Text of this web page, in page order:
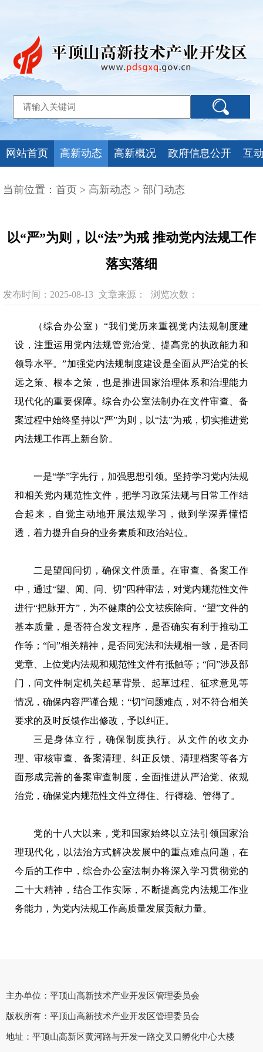
网站首页 高新动态 高新概况 政府信息公开 互
当前位置： 首页 > 高新动态 > 部门动态
以“严”为则，以“法”为戒 推动党内法规工作
落实落细
发布时间：2025-08-13 文章来源： 浏览次数：
（综合办公室）“我们党历来重视党内法规制度建
设，注重运用党内法规管党治党、提高党的执政能力和
领导水平。”加强党内法规制度建设是全面从严治党的长
远之策、根本之策，也是推进国家治理体系和治理能力
现代化的重要保障。综合办公室法制办在文件审查、备
案过程中始终坚持以“严”为则，以“法”为戒，切实推进党
内法规工作再上新台阶。
一是“学”字先行，加强思想引领。坚持学习党内法规
和相关党内规范性文件，把学习政策法规与日常工作结
合起来，自觉主动地开展法规学习，做到学深弄懂悟
透，着力提升自身的业务素质和政治站位。
二是望闻问切，确保文件质量。在审查、备案工作
中，通过“望、闻、问、切”四种审法，对党内规范性文件
进行“把脉开方”，为不健康的公文祛疾除疴。“望”文件的
基本质量，是否符合发文程序，是否确实有利于推动工
作等；“问”相关精神，是否同宪法和法规相一致，是否同
党章、上位党内法规和规范性文件有抵触等；“问”涉及部
门，问文件制定机关起草背景、起草过程、征求意见等
情况，确保内容严谨合规；“切”问题难点，对不符合相关
要求的及时反馈作出修改，予以纠正。
三是身体立行，确保制度执行。从文件的收文办
理、审核审查、备案清理、纠正反馈、清理档案等各方
面形成完善的备案审查制度，全面推进从严治党、依规
治党，确保党内规范性文件立得住、行得稳、管得了。
党的十八大以来，党和国家始终以立法引领国家治
理现代化，以法治方式解决发展中的重点难点问题，在
今后的工作中，综合办公室法制办将深入学习贯彻党的
二十大精神，结合工作实际，不断提高党内法规工作业
务能力，为党内法规工作高质量发展贡献力量。
主办单位：平顶山高新技术产业开发区管理委员会
版权所有：平顶山高新技术产业开发区管理委员会
地址：平顶山高新区黄河路与开发一路交叉口孵化中心大楼